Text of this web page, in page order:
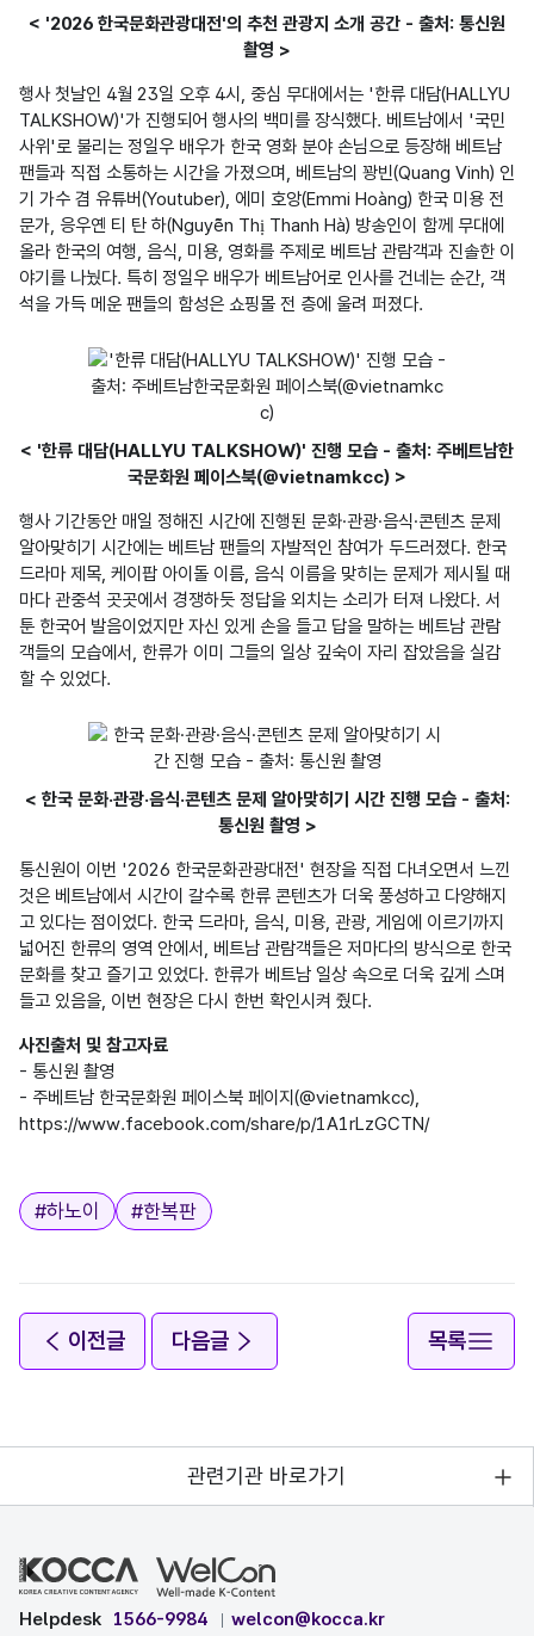
< '2026 한국문화관광대전'의 추천 관광지 소개 공간 - 출처: 통신원
촬영 >
행사 첫날인 4월 23일 오후 4시, 중심 무대에서는 '한류 대담(HALLYU
TALKSHOW)'가 진행되어 행사의 백미를 장식했다. 베트남에서 '국민
사위'로 불리는 정일우 배우가 한국 영화 분야 손님으로 등장해 베트남
팬들과 직접 소통하는 시간을 가졌으며, 베트남의 꽝빈(Quang Vinh) 인
기 가수 겸 유튜버(Youtuber), 에미 호앙(Emmi Hoàng) 한국 미용 전
문가, 응우옌 티 탄 하(Nguyễn Thị Thanh Hà) 방송인이 함께 무대에
올라 한국의 여행, 음식, 미용, 영화를 주제로 베트남 관람객과 진솔한 이
야기를 나눴다. 특히 정일우 배우가 베트남어로 인사를 건네는 순간, 객
석을 가득 메운 팬들의 함성은 쇼핑몰 전 층에 울려 퍼졌다.
< '한류 대담(HALLYU TALKSHOW)' 진행 모습 - 출처: 주베트남한
국문화원 페이스북(@vietnamkcc) >
행사 기간동안 매일 정해진 시간에 진행된 문화·관광·음식·콘텐츠 문제
알아맞히기 시간에는 베트남 팬들의 자발적인 참여가 두드러졌다. 한국
드라마 제목, 케이팝 아이돌 이름, 음식 이름을 맞히는 문제가 제시될 때
마다 관중석 곳곳에서 경쟁하듯 정답을 외치는 소리가 터져 나왔다. 서
툰 한국어 발음이었지만 자신 있게 손을 들고 답을 말하는 베트남 관람
객들의 모습에서, 한류가 이미 그들의 일상 깊숙이 자리 잡았음을 실감
할 수 있었다.
< 한국 문화·관광·음식·콘텐츠 문제 알아맞히기 시간 진행 모습 - 출처:
통신원 촬영 >
통신원이 이번 '2026 한국문화관광대전' 현장을 직접 다녀오면서 느낀
것은 베트남에서 시간이 갈수록 한류 콘텐츠가 더욱 풍성하고 다양해지
고 있다는 점이었다. 한국 드라마, 음식, 미용, 관광, 게임에 이르기까지
넓어진 한류의 영역 안에서, 베트남 관람객들은 저마다의 방식으로 한국
문화를 찾고 즐기고 있었다. 한류가 베트남 일상 속으로 더욱 깊게 스며
들고 있음을, 이번 현장은 다시 한번 확인시켜 줬다.
사진출처 및 참고자료
- 통신원 촬영
- 주베트남 한국문화원 페이스북 페이지(@vietnamkcc),
https://www.facebook.com/share/p/1A1rLzGCTN/
태그
#하노이 #한복판
이전글 다음글 목록
관련기관 바로가기
Helpdesk 1566-9984 welcon@kocca.kr